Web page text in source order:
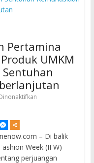
Pertamina
UMKM
– Di balik
Week (IFW)
perjuangan